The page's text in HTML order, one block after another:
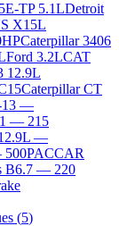
TP 5.1LDetroit
X15L
Caterpillar 3406
Ford 3.2LCAT
12.9L
Caterpillar CT
13 —
— 215
—
PACCAR
B6.7 — 220
(5)